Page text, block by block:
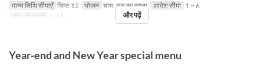
मान्य तिथि सीमाएँ सिप्ट 12 भोजन चाय, रात का खाना आदेश सीमा 1 ~ 6
सीट की श्रेणी Table और पढ़ें
Year-end and New Year special menu